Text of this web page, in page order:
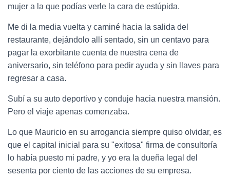
mujer a la que podías verle la cara de estúpida.
Me di la media vuelta y caminé hacia la salida del
restaurante, dejándolo allí sentado, sin un centavo para
pagar la exorbitante cuenta de nuestra cena de
aniversario, sin teléfono para pedir ayuda y sin llaves para
regresar a casa.
Subí a su auto deportivo y conduje hacia nuestra mansión.
Pero el viaje apenas comenzaba.
Lo que Mauricio en su arrogancia siempre quiso olvidar, es
que el capital inicial para su "exitosa" firma de consultoría
lo había puesto mi padre, y yo era la dueña legal del
sesenta por ciento de las acciones de su empresa.